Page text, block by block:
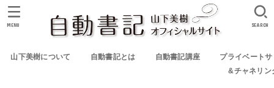
山下美樹について 自動書記とは 自動書記講座
プライベート
&チャネリン
SEARCH
MENU